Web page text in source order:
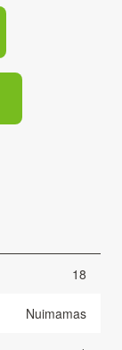
18
Nuimamas